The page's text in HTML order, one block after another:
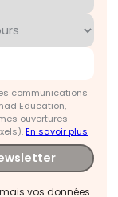
communications
Education,
ouvertures
En savoir plus
vos données